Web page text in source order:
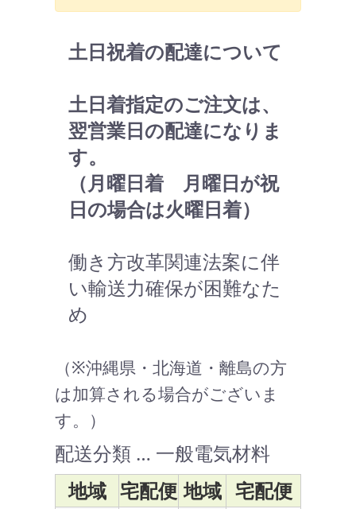
土日祝着の配達について
土日着指定のご注文は、
翌営業日の配達になりま
す。
（月曜日着 月曜日が祝
日の場合は火曜日着）
働き方改革関連法案に伴
い輸送力確保が困難なた
め
（※沖縄県・北海道・離島の方
は加算される場合がございま
す。）
配送分類 … 一般電気材料
地域 宅配便 地域 宅配便